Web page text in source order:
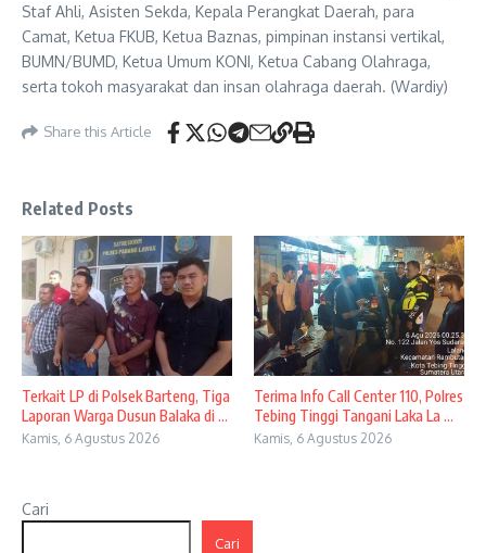
Staf Ahli, Asisten Sekda, Kepala Perangkat Daerah, para
Camat, Ketua FKUB, Ketua Baznas, pimpinan instansi vertikal,
BUMN/BUMD, Ketua Umum KONI, Ketua Cabang Olahraga,
serta tokoh masyarakat dan insan olahraga daerah. (Wardiy)
Share this Article
Related Posts
Terkait LP di Polsek Barteng, Tiga
Laporan Warga Dusun Balaka di ...
Kamis, 6 Agustus 2026
Terima Info Call Center 110, Polres
Tebing Tinggi Tangani Laka La ...
Kamis, 6 Agustus 2026
Cari
Cari